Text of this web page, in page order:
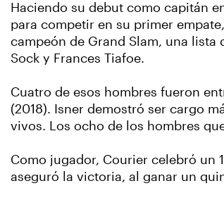
Haciendo su debut como capitán
para competir en su primer
campeón de Grand Slam, una lista
Sock y Frances Tiafoe.
Cuatro de esos hombres fueron
(2018). Isner demostró ser cargo
vivos. Los ocho de los hombres
Como jugador, Courier celebró un
aseguró la victoria, al ganar un